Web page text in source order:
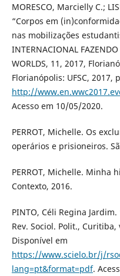
MORESCO, Marcielly C.;
“Corpos em
nas mobilizações
INTERNACIONAL
WORLDS, 11, 2017,
Florianópolis: UFSC, 2017,
http://
Acesso em 10/05/2020.
PERROT, Michelle. Os
operários e prisioneiros.
PERROT, Michelle. Minha
Contexto, 2016.
PINTO, Céli Regina
Rev. Sociol. Polit.,
Disponível em
https://www.scielo.br/j/
lang=pt&format=pdf.